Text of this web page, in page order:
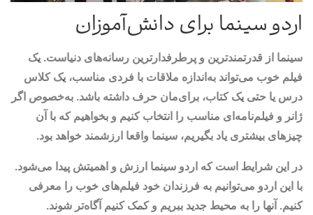
اردو سینما برای دانش‌آموزان
سینما از قدرتمندترین و پرطرفدارترین رسانه‌های دنیاست. یک
فیلم خوب می‌تواند به‌اندازه ملاقات با فردی مناسب، یک کلاس
درس یا حتی یک کتاب، برای‌مان حرف داشته باشد. به‌خصوص اگر
ژانر و فیلم‌نامه‌ای مناسب را انتخاب کنیم و بخواهیم که با آن
چیزهای بیشتری یاد بگیریم، سینما واقعا ارزشمند خواهد بود.
در این شرایط است که اردو سینما ارزش و اهمیتش پیدا می‌شود.
با این اردو می‌توانیم به فرزندان خود فیلم‌های خوب را معرفی
کنیم. آنها را به محیط جدید ببریم و کمک کنیم آگاه‌تر شوند.